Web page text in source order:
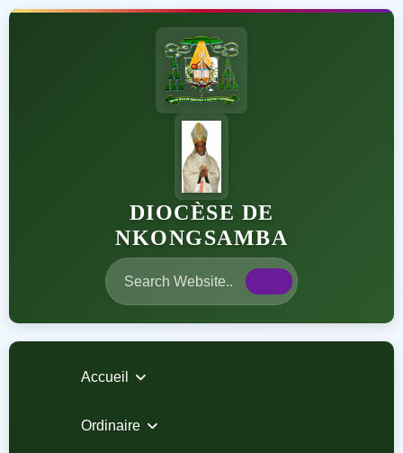
DIOCÈSE DE
NKONGSAMBA
Accueil
Ordinaire